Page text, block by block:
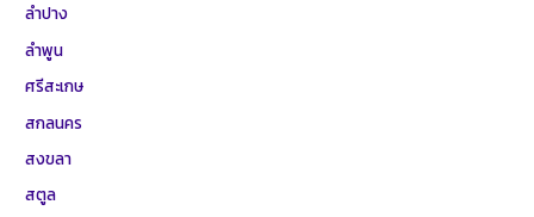
ลำปาง
ลำพูน
ศรีสะเกษ
สกลนคร
สงขลา
สตูล